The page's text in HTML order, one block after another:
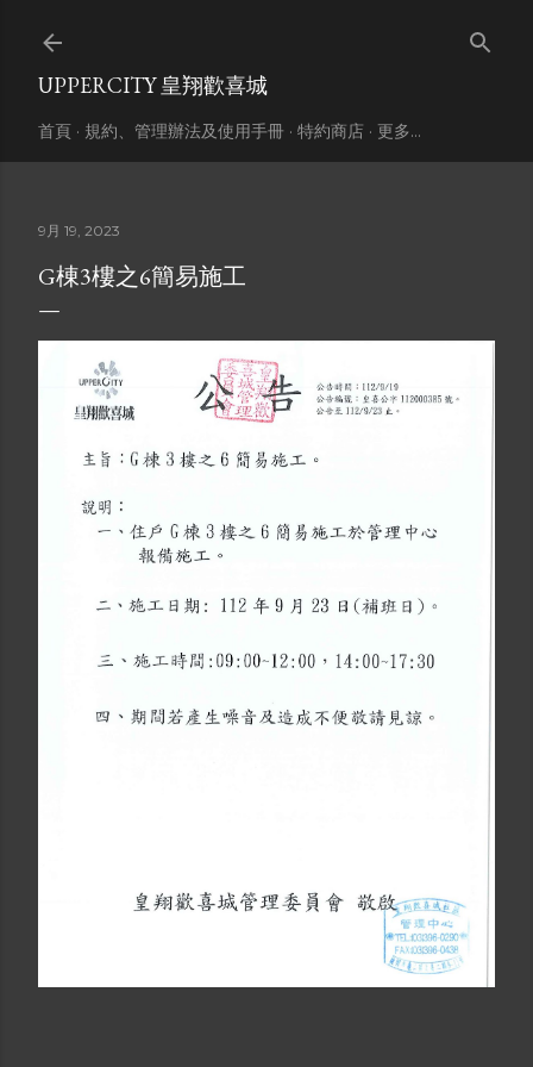
UPPERCITY 皇翔歡喜城
首頁 規約、管理辦法及使用手冊 特約商店 更多…
9月 19, 2023
G棟3樓之6簡易施工